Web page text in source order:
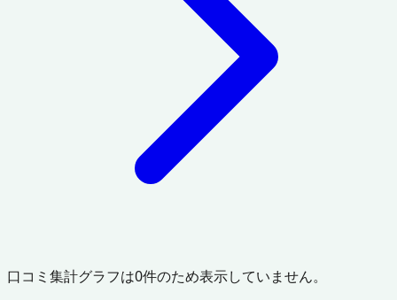
口コミ集計グラフは0件のため表示していません。